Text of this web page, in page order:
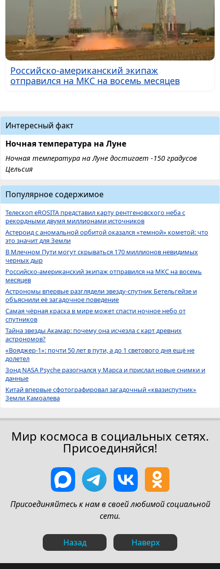
Российско-американский экипаж
отправился на МКС на восемь месяцев
Интересный факт
Ночная температура на Луне
Ночная температура на Луне достигает -150 градусов
Цельсия
Популярное содержимое
Телескоп eROSITA представил карту рентгеновского неба с
рекордными двумя миллионами источников
Астероид с аномальной орбитой оказался «темной» кометой: что
это значит для Земли
В Млечном Пути могут скрываться 170 миллионов невидимых
черных дыр
Российско-американский экипаж отправился на МКС на восемь
месяцев
Астрономы впервые разглядели звезду-спутник Бетельгейзе и
объяснили её загадочное поведение
Самая чёрная краска в мире может спасти ночное небо от
спутников
Тайна звезды Акамар: почему она исчезла с карт древних
астрономов?
«Вояджер-1»: почти 50 лет в пути, а до 1 светового дня ещё не
долетел
Зонд NASA Psyche разогнался у Марса и прислал новые снимки и
данные
Китай впервые сфотографировал загадочный «квазиспутник»
Земли Камоалева
Мир космоса в социальных сетях.
Присоединяйся!
Присоединяйтесь к нам в своей любимой социальной
сети.
Назад Наверх